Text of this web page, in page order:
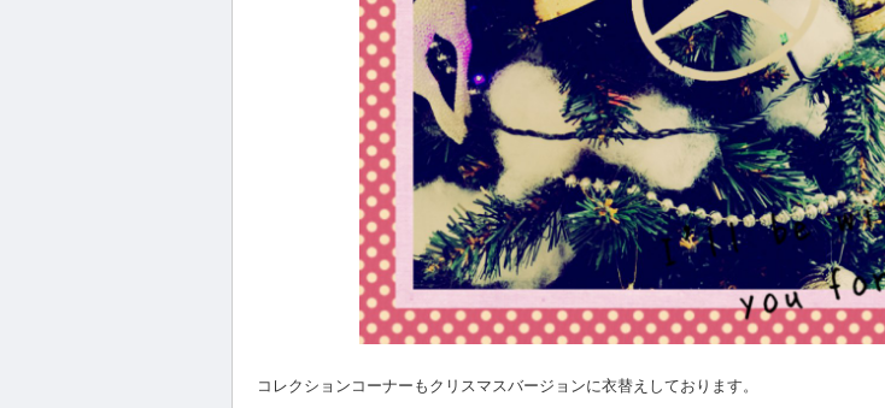
コレクションコーナーもクリスマスバージョンに衣替えしております。